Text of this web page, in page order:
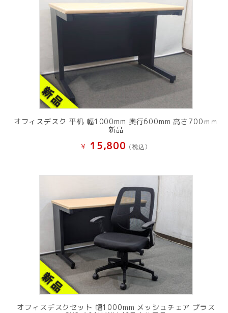
オフィスデスク 平机 幅1000mm 奥行600mm 高さ700ｍｍ
新品
¥ 15,800 (税込）
オフィスデスクセット 幅1000mm メッシュチェア プラス